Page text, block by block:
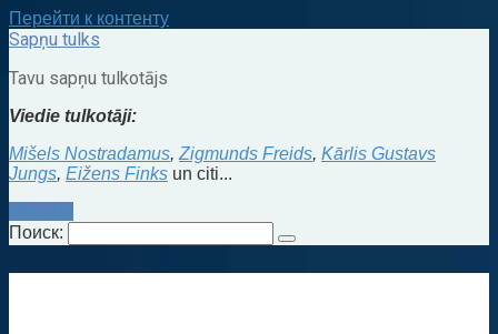
Перейти к контенту
Sapņu tulks
Tavu sapņu tulkotājs
Viedie tulkotāji:
Mišels Nostradamus, Zigmunds Freids, Kārlis Gustavs
Jungs, Eižens Finks un citi...
Kontakti
Поиск: